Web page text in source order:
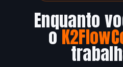
Enquanto
o